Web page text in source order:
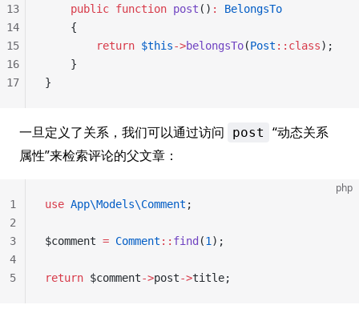
    public
function post () :
BelongsTo
    {
        return
$this->belongsTo(Post ::class);
    }
}
13
14
15
16
17
一旦定义了关系，我们可以通过访问 post
“动态关系
属性”来检索评论的父文章：
php
use App\Models\Comment ;
$comment = Comment :: find (1 );
return $comment->post->title;
1
2
3
4
5